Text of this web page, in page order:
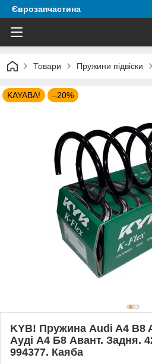
Єврозапчастина
Товари Пружини підвіски
KAYABA! –20%
KYB! Пружина Audi A4 B8
Ауді А4 Б8 Авант. Задня.
994377. Каяба